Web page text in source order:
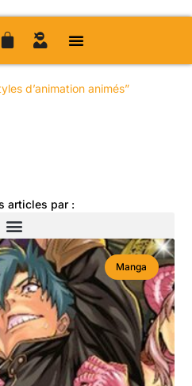
d’animation animés”
articles par :
Manga